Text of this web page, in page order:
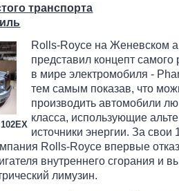
транспорта
Rolls-Royce на Женевском
представил концепт самого
в мире электромобиля -
тем самым показав, что
производить автомобили
класса, использующие
источники энергии. За свои
Rolls-Royce впервые
внутреннего сгорания и
лимузин.